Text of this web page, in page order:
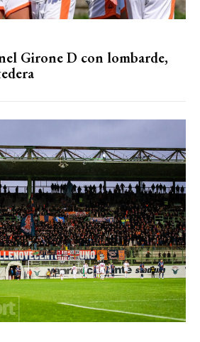
Girone D con lombarde,